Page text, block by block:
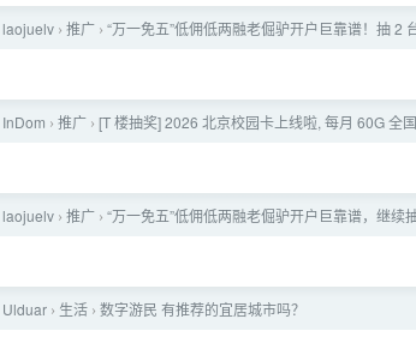
laojuelv › 推广 › “万一免五”低佣低两融老倔驴开户巨靠谱！抽 2
InDom › 推广 › [T 楼抽奖] 2026 北京校园卡上线啦, 每月 60G 全
laojuelv › 推广 › “万一免五”低佣低两融老倔驴开户巨靠谱，继续
Ulduar › 生活 › 数字游民 有推荐的宜居城市吗？